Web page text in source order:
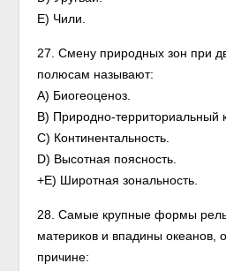
E) Чили.
27. Смену природных зон при
полюсам называют:
A) Биогеоценоз.
B) Природно-территориальный
C) Континентальность.
D) Высотная поясность.
+E) Широтная зональность.
28. Самые крупные формы
материков и впадины океанов,
причине: